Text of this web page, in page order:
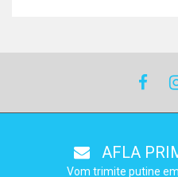
AFLA
Vom trimite putine